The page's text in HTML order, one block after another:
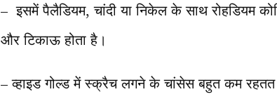
– इसमें पैलैडियम, चांदी या निकेल के साथ रोहडियम
और टिकाऊ होता है।
– व्हाइड गोल्ड में स्क्रैच लगने के चांसेस बहुत कम